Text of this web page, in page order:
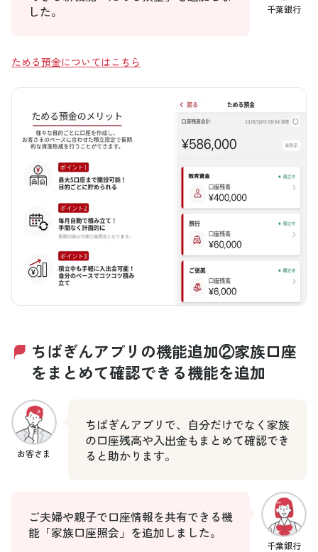
千葉銀行
した。
ためる預金についてはこちら
ちばぎんアプリの機能追加②家族口座
をまとめて確認できる機能を追加
お客さま
ちばぎんアプリで、自分だけでなく家族
の口座残高や入出金もまとめて確認でき
ると助かります。
千葉銀行
ご夫婦や親子で口座情報を共有できる機
能「家族口座照会」を追加しました。